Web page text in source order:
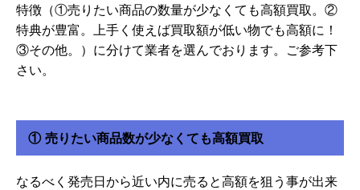
特徴（①売りたい商品の数量が少なくても高額買取。②
特典が豊富。上手く使えば買取額が低い物でも高額に！
③その他。）に分けて業者を選んでおります。ご参考下
さい。
① 売りたい商品数が少なくても高額買取
なるべく発売日から近い内に売ると高額を狙う事が出来